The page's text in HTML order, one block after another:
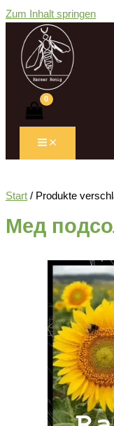
Zum Inhalt springen
Start / Produkte
Мед